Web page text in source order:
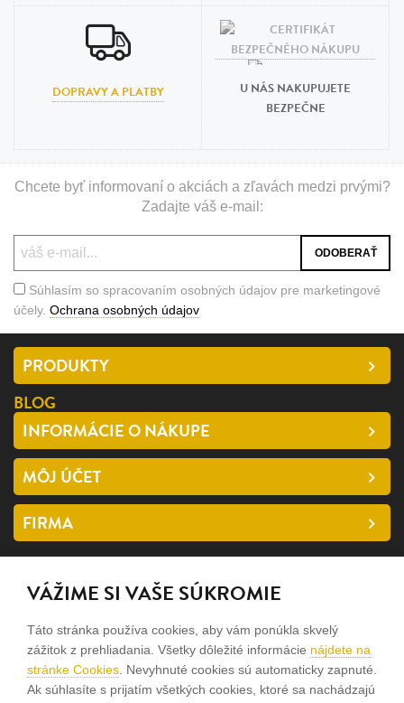
DOPRAVY A PLATBY
U NÁS NAKUPUJETE
BEZPEČNE
Chcete byť informovaní o akciách a zľavách medzi prvými?
Zadajte váš e-mail:
Súhlasím so spracovaním osobných údajov pre marketingové
účely. Ochrana osobných údajov
PRODUKTY
BLOG
INFORMÁCIE O NÁKUPE
MÔJ ÚČET
FIRMA
SLEDUJTE NÁS
facebook
instagram
VÁŽIME SI VAŠE SÚKROMIE
Táto stránka používa cookies, aby vám ponúkla skvelý
zážitok z prehliadania. Všetky dôležité informácie nájdete na
stránke Cookies . Nevyhnuté cookies sú automaticky zapnuté.
Ak súhlasíte s prijatím všetkých cookies, ktoré sa nachádzajú